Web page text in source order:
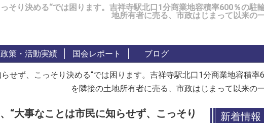
そり決める“では困ります。吉祥寺駅北口1分商業地容積率600％の駐
地所有者に売る、市政はじまって以来の
政策・活動実績 国会レポート ブログ
せず、こっそり決める“では困ります。吉祥寺駅北口1分商業地容積率
を隣接の土地所有者に売る、市政はじまって以来の
“大事なことは市民に知らせず、こっそり
新着情報